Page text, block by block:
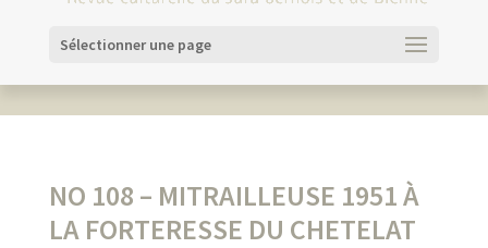
Sélectionner une page
NO 108 – MITRAILLEUSE 1951 À
LA FORTERESSE DU CHETELAT